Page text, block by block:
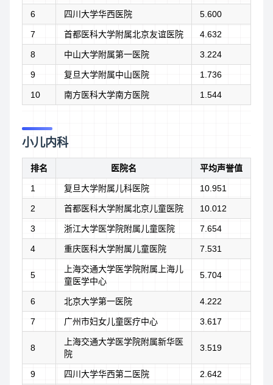
6 四川大学华西医院 5.600
7 首都医科大学附属北京友谊医院 4.632
8 中山大学附属第一医院 3.224
9 复旦大学附属中山医院 1.736
10 南方医科大学南方医院 1.544
小儿内科
排名 医院名 平均声誉值
1 复旦大学附属儿科医院 10.951
2 首都医科大学附属北京儿童医院 10.012
3 浙江大学医学院附属儿童医院 7.654
4 重庆医科大学附属儿童医院 7.531
5
上海交通大学医学院附属上海儿
童医学中心
5.704
6 北京大学第一医院 4.222
7 广州市妇女儿童医疗中心 3.617
8
上海交通大学医学院附属新华医
院
3.519
9 四川大学华西第二医院 2.642